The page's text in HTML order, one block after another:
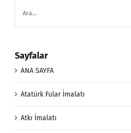
Sayfalar
ANA SAYFA
Atatürk Fular İmalatı
Atkı İmalatı